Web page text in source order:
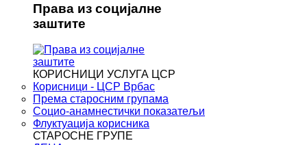
Права из социјалне
заштите
КОРИСНИЦИ УСЛУГА ЦСР
Корисници - ЦСР Врбас
Према старосним групама
Социо-анамнестички показатељи
Флуктуација корисника
СТАРОСНЕ ГРУПЕ